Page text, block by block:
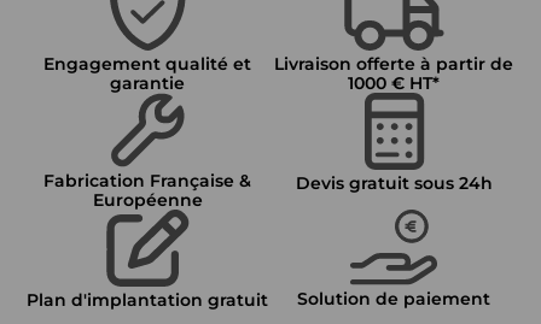
Engagement qualité et
garantie
Livraison offerte à partir de
1000 € HT*
Fabrication Française &
Européenne
Devis gratuit sous 24h
Plan d'implantation gratuit Solution de paiement